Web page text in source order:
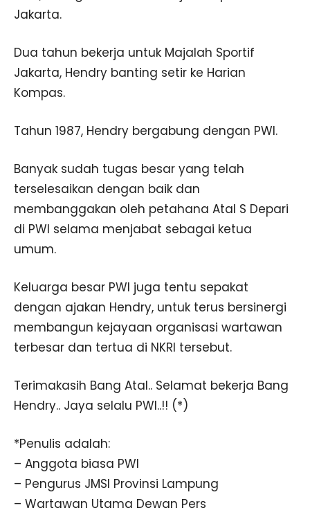
Jakarta.
Dua tahun bekerja untuk Majalah Sportif
Jakarta, Hendry banting setir ke Harian
Kompas.
Tahun 1987, Hendry bergabung dengan PWI.
Banyak sudah tugas besar yang telah
terselesaikan dengan baik dan
membanggakan oleh petahana Atal S Depari
di PWI selama menjabat sebagai ketua
umum.
Keluarga besar PWI juga tentu sepakat
dengan ajakan Hendry, untuk terus bersinergi
membangun kejayaan organisasi wartawan
terbesar dan tertua di NKRI tersebut.
Terimakasih Bang Atal.. Selamat bekerja Bang
Hendry.. Jaya selalu PWI..!! (*)
*Penulis adalah:
– Anggota biasa PWI
– Pengurus JMSI Provinsi Lampung
– Wartawan Utama Dewan Pers